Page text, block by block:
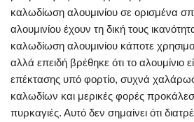
καλωδίωση αλουμινίου σε ορισμένα
αλουμινίου έχουν τη δική τους
καλωδίωση αλουμινίου κάποτε
αλλά επειδή βρέθηκε ότι το αλουμίνιο
επέκτασης υπό φορτίο, συχνά
καλωδίων και μερικές φορές
πυρκαγιές. Αυτό δεν σημαίνει ότι